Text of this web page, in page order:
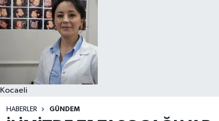
Kocaeli
HABERLER GÜNDEM